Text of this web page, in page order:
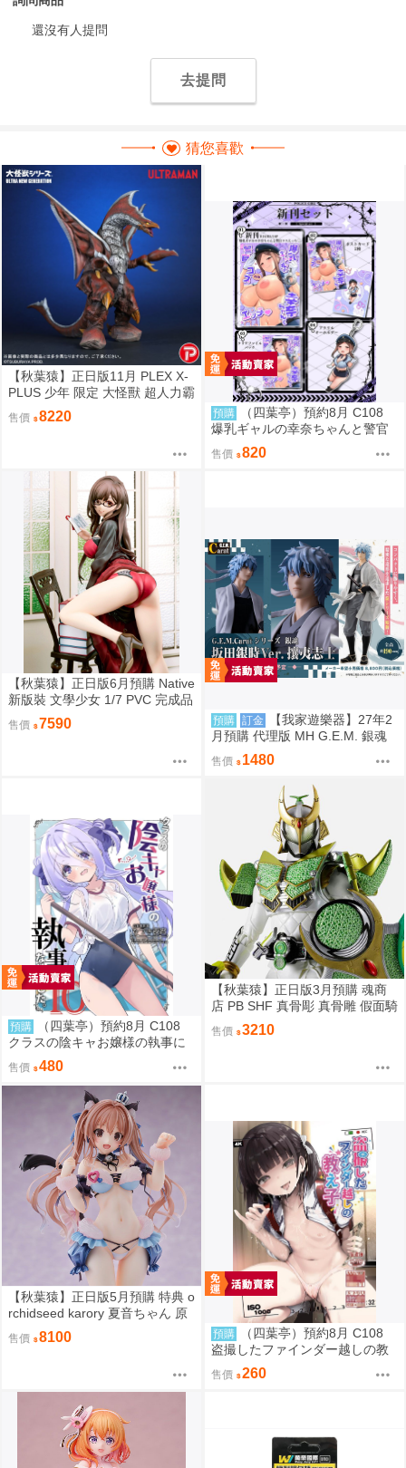
還沒有人提問
去提問
猜您喜歡
【秋葉猿】正日版11月 PLEX X-
PLUS 少年 限定 大怪獸 超人力霸
王 迪卡 迪迦 超古代鳥 美爾巴 少
限
售價 8220 預購
（四葉亭）預約8月 C108
爆乳ギャルの幸奈ちゃんと警官
コスエッチ 新刊套組 猫耳と黒マ
スク
售價 820
【秋葉猿】正日版6月預購 Native
新版裝 文學少女 1/7 PVC 完成品
售價 7590 預購 訂金
【我家遊樂器】27年2
月預購 代理版 MH G.E.M. 銀魂
坂田銀時 攘夷志士
售價 1480
預購
（四葉亭）預約8月 C108
クラスの陰キャお嬢様の執事に
なりました10 ひづき夜宵
售價 480
【秋葉猿】正日版3月預購 魂商
店 PB SHF 真骨彫 真骨雕 假面騎
士 鎧武 斬月 哈密瓜
售價 3210
【秋葉猿】正日版5月預購 特典 o
rchidseed karory 夏音ちゃん 原
畫 1/6 PVC 完成品
售價 8100 預購
（四葉亭）預約8月 C108
盗撮したファインダー越しの教
え子 なまもななせ
售價 260